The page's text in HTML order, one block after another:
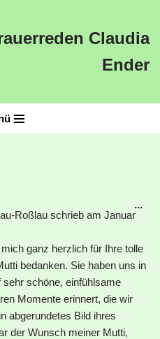
Claudia
Ender
Roßlau schrieb am Januar
ganz herzlich für Ihre tolle
bedanken. Sie haben uns in
schöne, einfühlsame
Momente erinnert, die wir
abgerundetes Bild ihres
der Wunsch meiner Mutti,
...